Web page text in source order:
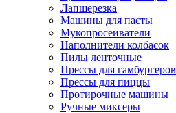
Лапшерезка
Машины для пасты
Мукопросеиватели
Наполнители колбасок
Пилы ленточные
Прессы для гамбургеров
Прессы для пиццы
Протирочные машины
Ручные миксеры